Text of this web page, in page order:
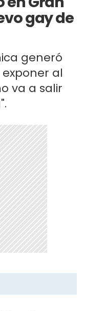
gay de
generó
al
va a salir